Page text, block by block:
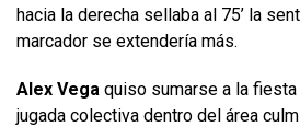
hacia la derecha sellaba al 75’ la
marcador se extendería más.
Alex Vega quiso sumarse a la
jugada colectiva dentro del área